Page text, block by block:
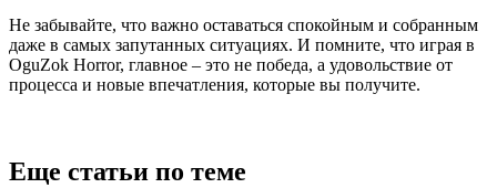
Не забывайте, что важно оставаться спокойным и собранным
даже в самых запутанных ситуациях. И помните, что играя в
OguZok Horror, главное – это не победа, а удовольствие от
процесса и новые впечатления, которые вы получите.
Еще статьи по теме